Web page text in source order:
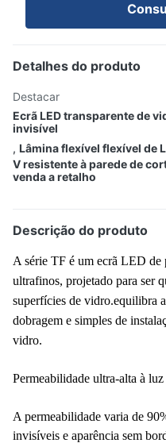
Detalhes do produto
Destacar
Ecrã LED transparente de
invisível
, Lâmina flexível flexível de
V resistente à parede de
venda a retalho
Descrição do produto
A série TF é um ecrã LED de
ultrafinos, projetado para ser
superfícies de vidro.equilibra
dobragem e simples de
vidro.
Permeabilidade ultra-alta à
A permeabilidade varia de
invisíveis e aparência sem